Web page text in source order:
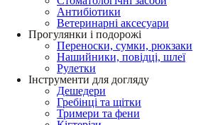
Антибіотики
Ветеринарні аксесуари
Прогулянки і подорожі
Переноски, сумки, рюкзаки
Нашийники, повідці, шлеї
Рулетки
Інструменти для догляду
Дешедери
Гребінці та щітки
Тримери та фени